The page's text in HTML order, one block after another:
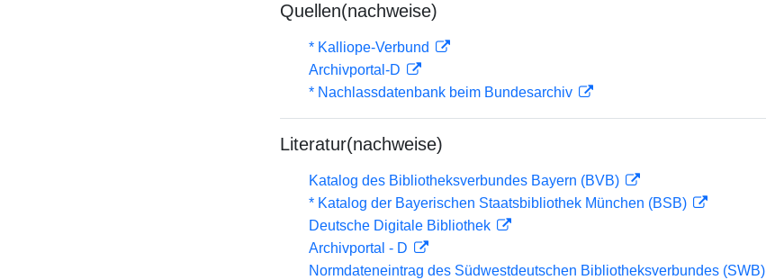
Quellen(nachweise)
* Kalliope-Verbund
Archivportal-D
* Nachlassdatenbank beim Bundesarchiv
Literatur(nachweise)
Katalog des Bibliotheksverbundes Bayern (BVB)
* Katalog der Bayerischen Staatsbibliothek München (BSB)
Deutsche Digitale Bibliothek
Archivportal - D
Normdateneintrag des Südwestdeutschen Bibliotheksverbundes (SWB)